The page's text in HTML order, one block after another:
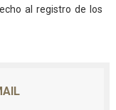
al registro de los